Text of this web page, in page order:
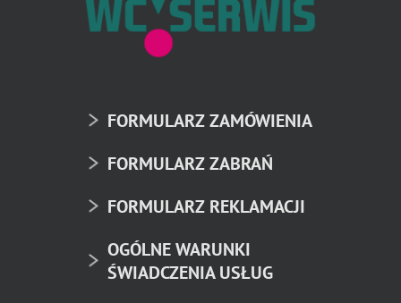
FORMULARZ ZAMÓWIENIA
FORMULARZ ZABRAŃ
FORMULARZ REKLAMACJI
OGÓLNE WARUNKI
ŚWIADCZENIA USŁUG